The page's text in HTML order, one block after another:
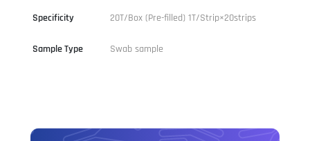
Specificity 20T/Box (Pre-filled) 1T/Strip×20strips
Sample Type Swab sample